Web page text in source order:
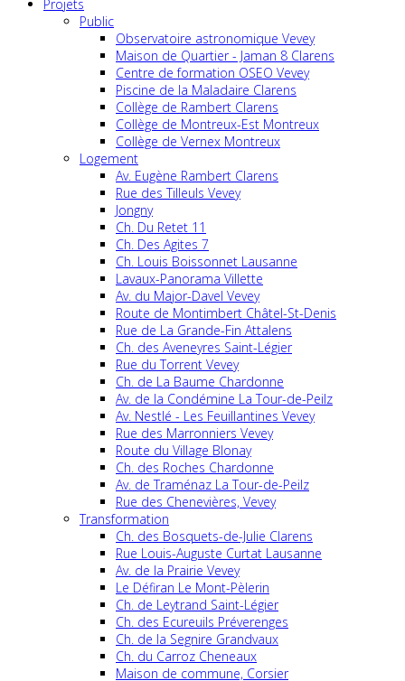
Projets
Public
Observatoire astronomique Vevey
Maison de Quartier - Jaman 8 Clarens
Centre de formation OSEO Vevey
Piscine de la Maladaire Clarens
Collège de Rambert Clarens
Collège de Montreux-Est Montreux
Collège de Vernex Montreux
Logement
Av. Eugène Rambert Clarens
Rue des Tilleuls Vevey
Jongny
Ch. Du Retet 11
Ch. Des Agites 7
Ch. Louis Boissonnet Lausanne
Lavaux-Panorama Villette
Av. du Major-Davel Vevey
Route de Montimbert Châtel-St-Denis
Rue de La Grande-Fin Attalens
Ch. des Aveneyres Saint-Légier
Rue du Torrent Vevey
Ch. de La Baume Chardonne
Av. de la Condémine La Tour-de-Peilz
Av. Nestlé - Les Feuillantines Vevey
Rue des Marronniers Vevey
Route du Village Blonay
Ch. des Roches Chardonne
Av. de Traménaz La Tour-de-Peilz
Rue des Chenevières, Vevey
Transformation
Ch. des Bosquets-de-Julie Clarens
Rue Louis-Auguste Curtat Lausanne
Av. de la Prairie Vevey
Le Défiran Le Mont-Pèlerin
Ch. de Leytrand Saint-Légier
Ch. des Ecureuils Préverenges
Ch. de la Segnire Grandvaux
Ch. du Carroz Cheneaux
Maison de commune, Corsier